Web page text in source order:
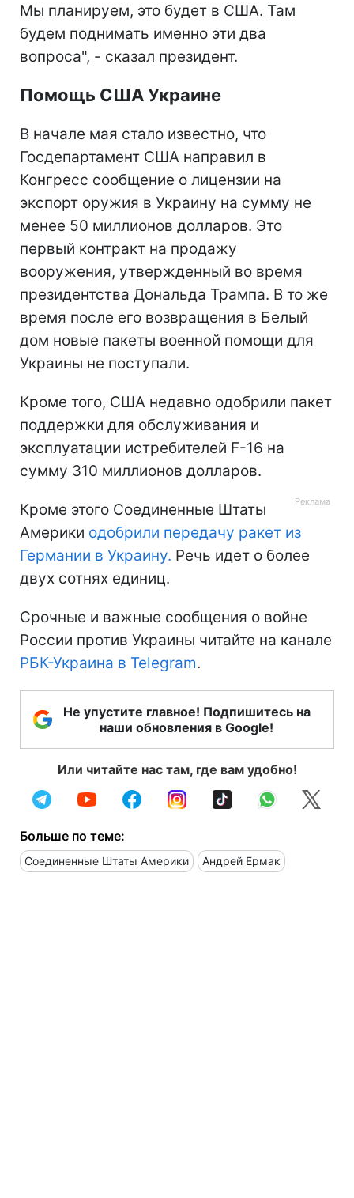
Мы планируем, это будет в США. Там
будем поднимать именно эти два
вопроса", - сказал президент.
Помощь США Украине
В начале мая стало известно, что
Госдепартамент США направил в
Конгресс сообщение о лицензии на
экспорт оружия в Украину на сумму не
менее 50 миллионов долларов. Это
первый контракт на продажу
вооружения, утвержденный во время
президентства Дональда Трампа. В то же
время после его возвращения в Белый
дом новые пакеты военной помощи для
Украины не поступали.
Кроме того, США недавно одобрили пакет
поддержки для обслуживания и
эксплуатации истребителей F-16 на
сумму 310 миллионов долларов.
Кроме этого Соединенные Штаты
Америки одобрили передачу ракет из
Германии в Украину. Речь идет о более
двух сотнях единиц.
Срочные и важные сообщения о войне
России против Украины читайте на канале
РБК-Украина в Telegram.
Не упустите главное! Подпишитесь на
наши обновления в Google!
Или читайте нас там, где вам удобно!
Больше по теме:
Соединенные Штаты Америки Андрей Ермак